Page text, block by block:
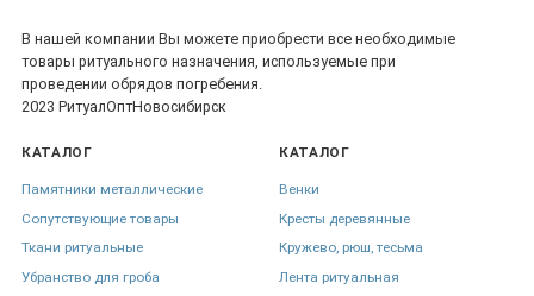
В нашей компании Вы можете приобрести все необходимые
товары ритуального назначения, используемые при
проведении обрядов погребения.
2023 РитуалОптНовосибирск
КАТАЛОГ
Памятники металлические
Сопутствующие товары
Ткани ритуальные
Убранство для гроба
КАТАЛОГ
Венки
Кресты деревянные
Кружево, рюш, тесьма
Лента ритуальная